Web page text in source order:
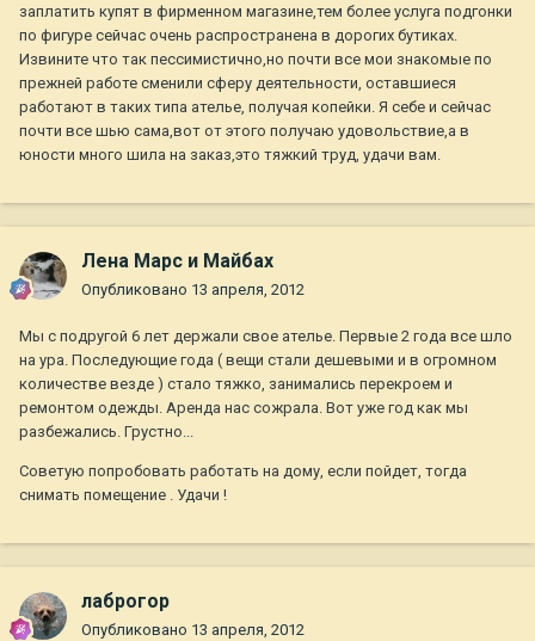
заплатить купят в фирменном магазине,тем более услуга подгонки
по фигуре сейчас очень распространена в дорогих бутиках.
Извините что так пессимистично,но почти все мои знакомые по
прежней работе сменили сферу деятельности, оставшиеся
работают в таких типа ателье, получая копейки. Я себе и сейчас
почти все шью сама,вот от этого получаю удовольствие,а в
юности много шила на заказ,это тяжкий труд, удачи вам.
Лена Марс и Майбах
Опубликовано 13 апреля, 2012
Мы с подругой 6 лет держали свое ателье. Первые 2 года все шло
на ура. Последующие года ( вещи стали дешевыми и в огромном
количестве везде ) стало тяжко, занимались перекроем и
ремонтом одежды. Аренда нас сожрала. Вот уже год как мы
разбежались. Грустно...
Советую попробовать работать на дому, если пойдет, тогда
снимать помещение . Удачи !
лаброгор
Опубликовано 13 апреля, 2012